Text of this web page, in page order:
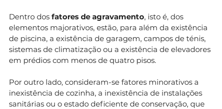
Dentro dos fatores de agravamento, isto é, dos
elementos majorativos, estão, para além da existência
de piscina, a existência de garagem, campos de ténis,
sistemas de climatização ou a existência de elevadores
em prédios com menos de quatro pisos.
Por outro lado, consideram-se fatores minorativos a
inexistência de cozinha, a inexistência de instalações
sanitárias ou o estado deficiente de conservação, que